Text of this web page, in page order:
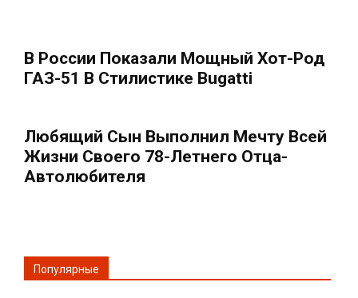
В России Показали Мощный Хот-Род
ГАЗ-51 В Стилистике Bugatti
Любящий Сын Выполнил Мечту Всей
Жизни Своего 78-Летнего Отца-
Автолюбителя
Популярные